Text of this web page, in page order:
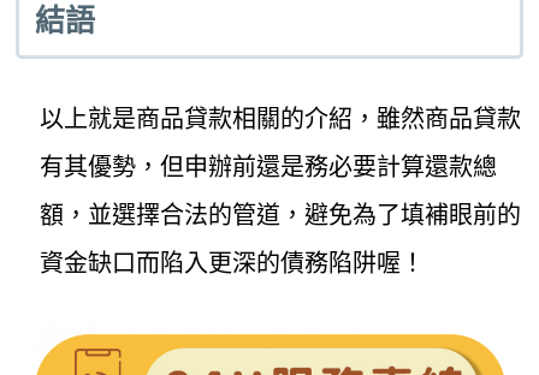
結語
以上就是商品貸款相關的介紹，雖然商品貸款
有其優勢，但申辦前還是務必要計算還款總
額，並選擇合法的管道，避免為了填補眼前的
資金缺口而陷入更深的債務陷阱喔！